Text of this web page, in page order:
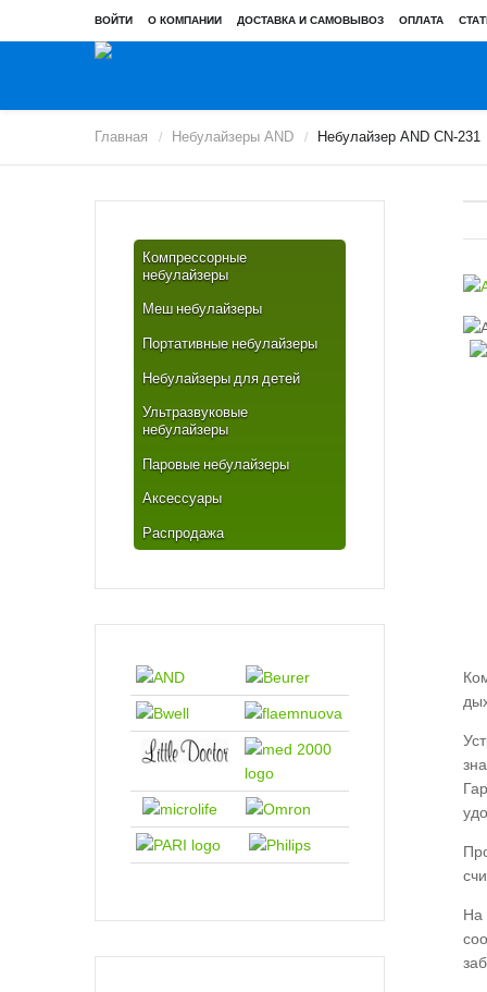
ВОЙТИ О КОМПАНИИ ДОСТАВКА И САМОВЫВОЗ ОПЛАТА
Главная / Небулайзеры AND / Небулайзер AND CN-231
На
Компрессорные
небулайзеры
Меш небулайзеры
Портативные небулайзеры
Небулайзеры для детей
Ультразвуковые
небулайзеры
Паровые небулайзеры
Аксессуары
Распродажа